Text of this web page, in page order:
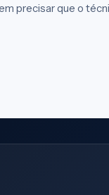
precisar que o